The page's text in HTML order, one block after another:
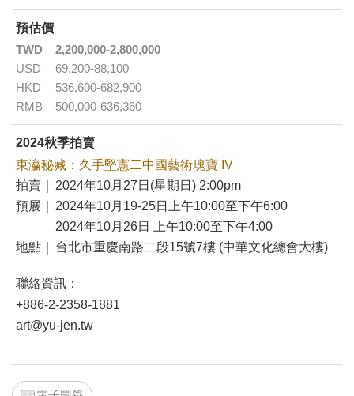
預估價
TWD
2,200,000-2,800,000
USD
69,200-88,100
HKD
536,600-682,900
RMB
500,000-636,360
2024秋季拍賣
東瀛秘藏：久手堅憲二中國藝術瑰寶 IV
拍賣｜
2024年10月27日(星期日) 2:00pm
預展｜
2024年10月19-25日上午10:00至下午6:00
2024年10月26日 上午10:00至下午4:00
地點｜
台北市重慶南路二段15號7樓 (中華文化總會大樓)
聯絡資訊：
+886-2-2358-1881
art@yu-jen.tw